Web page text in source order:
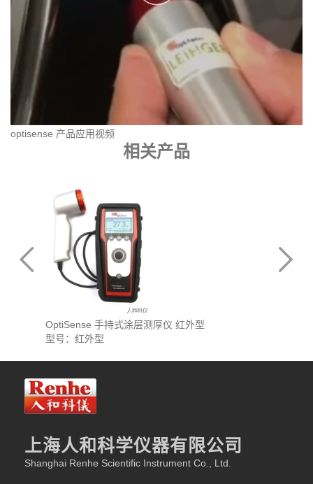
optisense 产品应用视频
相关产品
OptiSense 手持式涂层测厚仪 红外型
型号：红外型
上海人和科学仪器有限公司
Shanghai Renhe Scientific Instrument Co., Ltd.